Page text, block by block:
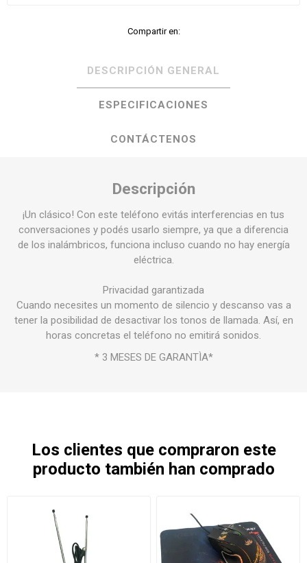
Compartir en:
DESCRIPCIÓN GENERAL
ESPECIFICACIONES
CONTÁCTENOS
Descripción
¡Un clásico! Con este teléfono evitás interferencias en tus
conversaciones y podés usarlo siempre, ya que a diferencia
de los inalámbricos, funciona incluso cuando no hay energía
eléctrica.
Privacidad garantizada
Cuando necesites un momento de silencio y descanso vas a
tener la posibilidad de desactivar los tonos de llamada. Así, en
horas concretas el teléfono no emitirá sonidos.
* 3 MESES DE GARANTÌA*
Los clientes que compraron este
producto también han comprado